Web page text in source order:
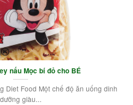
nấu Mọc bí đỏ cho BÉ
Diet Food Một chế độ ăn uống dinh
dưỡng giàu...